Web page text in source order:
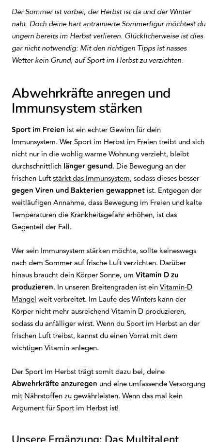
Der Sommer ist vorbei, der Herbst ist da und der Winter
naht. Doch deine hart antrainierte Sommerfigur möchtest du
ungern bereits im Herbst verlieren. Glücklicherweise ist dies
gar nicht notwendig: Mit den richtigen Tipps ist nasses
Wetter kein Grund, auf Sport im Herbst zu verzichten.
Abwehrkräfte anregen und
Immunsystem stärken
Sport im Freien ist ein echter Gewinn für dein
Immunsystem. Wer Sport im Herbst im Freien treibt und sich
nicht nur in die wohlig warme Wohnung verzieht, bleibt
durchschnittlich länger gesund. Die Bewegung an der
frischen Luftstärkt das Immunsystem, sodass dieses besser
gegen Viren und Bakterien gewappnet ist. Entgegen der
weitläufigen Annahme, dass Bewegung im Freien und kalte
Temperaturen die Krankheitsgefahr erhöhen, ist das
Gegenteil der Fall.
Wer sein Immunsystem stärken möchte, sollte keineswegs
nach dem Sommer auf frische Luft verzichten. Darüber
hinaus braucht dein Körper Sonne, um Vitamin D zu
produzieren. In unseren Breitengraden ist einVitamin-D
Mangelweit verbreitet. Im Laufe des Winters kann der
Körper nicht mehr ausreichend Vitamin D produzieren,
sodass du anfälliger wirst. Wenn du Sport im Herbst an der
frischen Luft treibst, kannst du einen Vorrat mit dem
wichtigen Vitamin anlegen.
Der Sport im Herbst trägt somit dazu bei, deine
Abwehrkräfte anzuregen und eine umfassende Versorgung
mit Nährstoffen zu gewährleisten. Wenn das mal kein
Argument für Sport im Herbst ist!